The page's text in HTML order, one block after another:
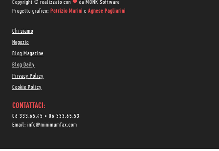
Copyright © realizzato con ❤ da MONK Software
Progetto grafico: Patrizio Marini e Agnese Pagliarini
Chi siamo
Negozio
Blog Magazine
Blog Daily
Privacy Policy
Cookie Policy
CONTATTACI:
06 333.65.45 • 06 333.65.53
Email: info@minimumfax.com